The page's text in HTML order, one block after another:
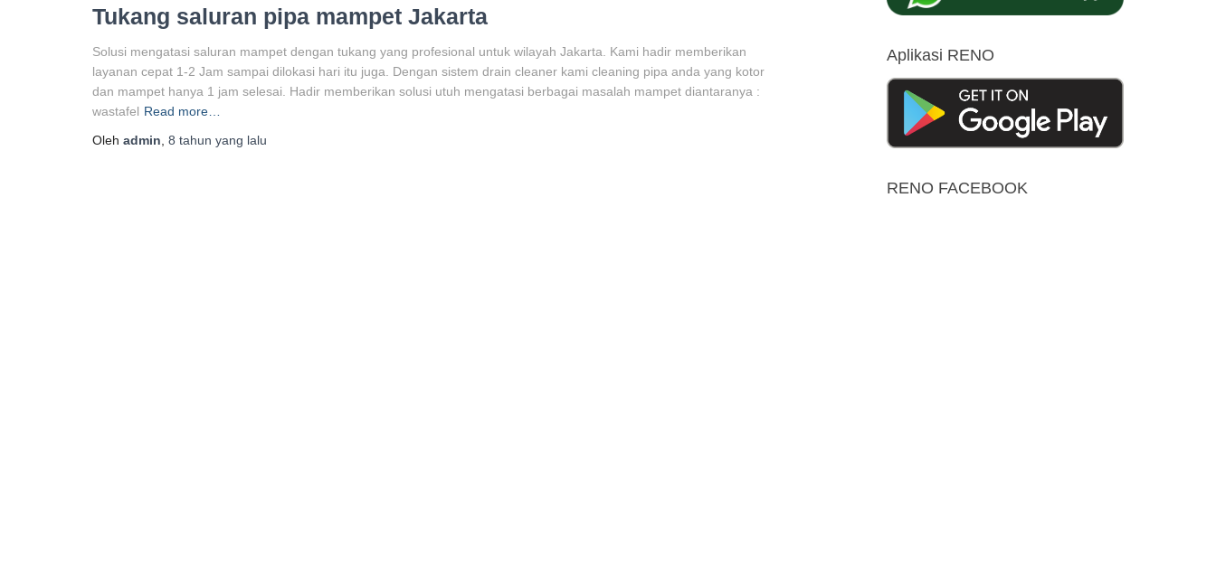
Tukang saluran pipa mampet Jakarta
Solusi mengatasi saluran mampet dengan tukang yang profesional untuk wilayah Jakarta. Kami hadir memberikan
layanan cepat 1-2 Jam sampai dilokasi hari itu juga. Dengan sistem drain cleaner kami cleaning pipa anda yang kotor
dan mampet hanya 1 jam selesai. Hadir memberikan solusi utuh mengatasi berbagai masalah mampet diantaranya :
wastafel Read more…
Oleh admin 8 tahun yang lalu
Aplikasi RENO
RENO FACEBOOK